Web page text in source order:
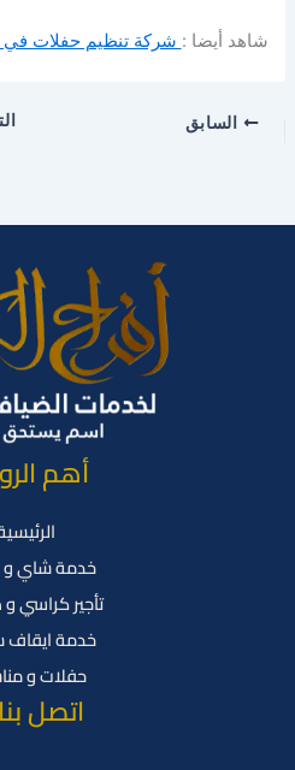
شاهد أيضا : شركة تنظيم حفلات في
السابق
أهم
خدمة شاي
تأجير كراسي
خدمة ايقاف
حفلات و
اتصل بنا